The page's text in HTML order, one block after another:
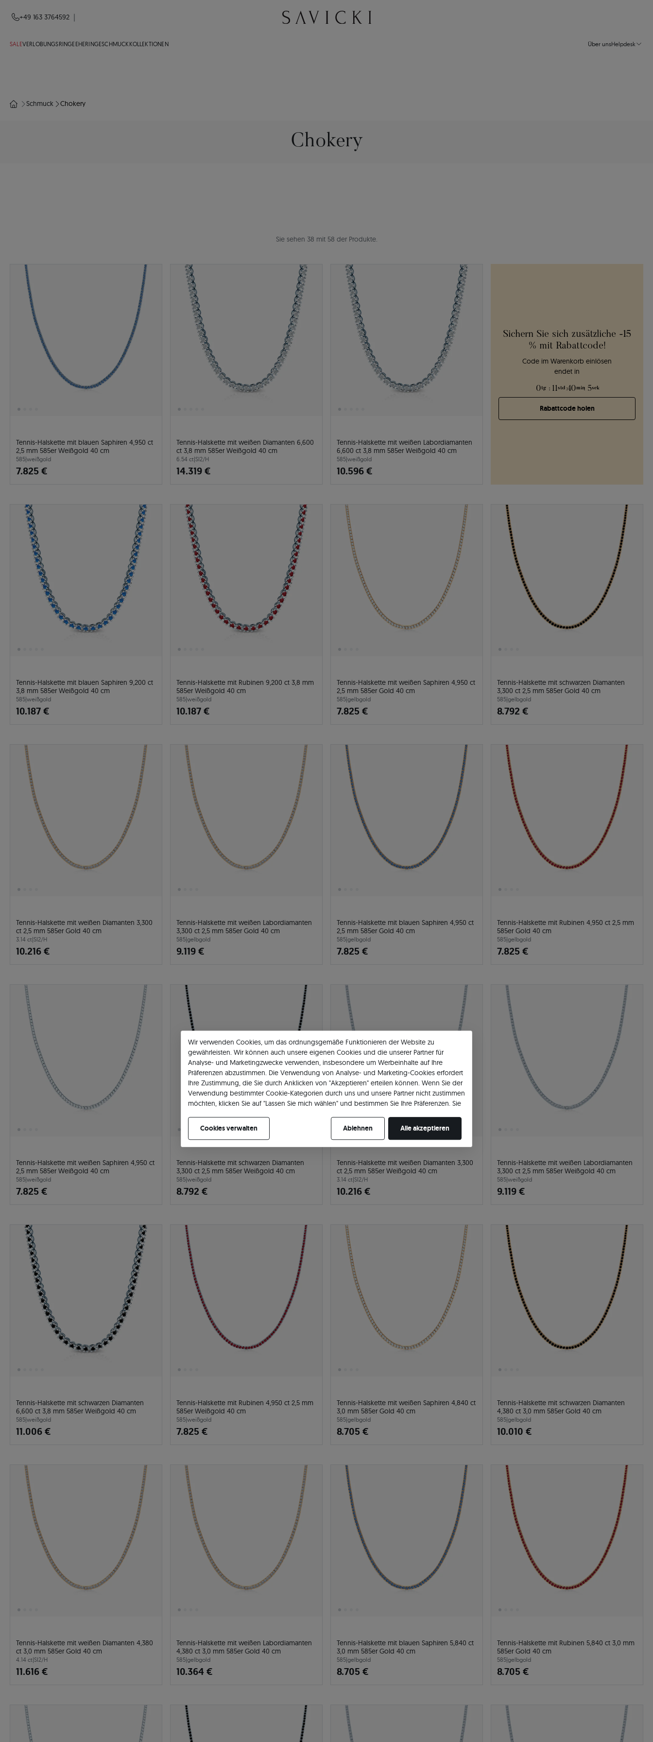
+49 163 3764592
SALEVERLOBUNGSRINGE EHERINGESCHMUCKKOLLEKTIONEN Über unsHelpdesk
Schmuck Chokery
Chokery
Sie sehen 38 mit 58 der Produkte.
Sichern Sie sich zusätzliche -15
% mit Rabattcode!
Code im Warenkorb einlösen
endet in
0 tg : 11std :40min: 3sek
Rabattcode holen
Tennis-Halskette mit blauen Saphiren 4,950 ct
2,5 mm 585er Weißgold 40 cm
585|weißgold
7.825 €
Tennis-Halskette mit weißen Diamanten 6,600
ct 3,8 mm 585er Weißgold 40 cm
6.54 ct|SI2/H
14.319 €
Tennis-Halskette mit weißen Labordiamanten
6,600 ct 3,8 mm 585er Weißgold 40 cm
585|weißgold
10.596 €
Tennis-Halskette mit blauen Saphiren 9,200 ct
3,8 mm 585er Weißgold 40 cm
585|weißgold
10.187 €
Tennis-Halskette mit Rubinen 9,200 ct 3,8 mm
585er Weißgold 40 cm
585|weißgold
10.187 €
Tennis-Halskette mit weißen Saphiren 4,950 ct
2,5 mm 585er Gold 40 cm
585|gelbgold
7.825 €
Tennis-Halskette mit schwarzen Diamanten
3,300 ct 2,5 mm 585er Gold 40 cm
585|gelbgold
8.792 €
Tennis-Halskette mit weißen Diamanten 3,300
ct 2,5 mm 585er Gold 40 cm
3.14 ct|SI2/H
10.216 €
Tennis-Halskette mit weißen Labordiamanten
3,300 ct 2,5 mm 585er Gold 40 cm
585|gelbgold
9.119 €
Tennis-Halskette mit blauen Saphiren 4,950 ct
2,5 mm 585er Gold 40 cm
585|gelbgold
7.825 €
Tennis-Halskette mit Rubinen 4,950 ct 2,5 mm
585er Gold 40 cm
585|gelbgold
7.825 €
Tennis-Halskette mit weißen Saphiren 4,950 ct
2,5 mm 585er Weißgold 40 cm
585|weißgold
7.825 €
Tennis-Halskette mit schwarzen Diamanten
3,300 ct 2,5 mm 585er Weißgold 40 cm
585|weißgold
8.792 €
Tennis-Halskette mit weißen Diamanten 3,300
ct 2,5 mm 585er Weißgold 40 cm
3.14 ct|SI2/H
10.216 €
Tennis-Halskette mit weißen Labordiamanten
3,300 ct 2,5 mm 585er Weißgold 40 cm
585|weißgold
9.119 €
Tennis-Halskette mit schwarzen Diamanten
6,600 ct 3,8 mm 585er Weißgold 40 cm
585|weißgold
11.006 €
Tennis-Halskette mit Rubinen 4,950 ct 2,5 mm
585er Weißgold 40 cm
585|weißgold
7.825 €
Tennis-Halskette mit weißen Saphiren 4,840 ct
3,0 mm 585er Gold 40 cm
585|gelbgold
8.705 €
Tennis-Halskette mit schwarzen Diamanten
4,380 ct 3,0 mm 585er Gold 40 cm
585|gelbgold
10.010 €
Tennis-Halskette mit weißen Diamanten 4,380
ct 3,0 mm 585er Gold 40 cm
4.14 ct|SI2/H
11.616 €
Tennis-Halskette mit weißen Labordiamanten
4,380 ct 3,0 mm 585er Gold 40 cm
585|gelbgold
10.364 €
Tennis-Halskette mit blauen Saphiren 5,840 ct
3,0 mm 585er Gold 40 cm
585|gelbgold
8.705 €
Tennis-Halskette mit Rubinen 5,840 ct 3,0 mm
585er Gold 40 cm
585|gelbgold
8.705 €
Wir verwenden Cookies, um das ordnungsgemäße Funktionieren der Website zu
gewährleisten. Wir können auch unsere eigenen Cookies und die unserer Partner für
Analyse- und Marketingzwecke verwenden, insbesondere um Werbeinhalte auf Ihre
Präferenzen abzustimmen. Die Verwendung von Analyse- und Marketing-Cookies erfordert
Ihre Zustimmung, die Sie durch Anklicken von "Akzeptieren" erteilen können. Wenn Sie der
Verwendung bestimmter Cookie-Kategorien durch uns und unsere Partner nicht zustimmen
möchten, klicken Sie auf "Lassen Sie mich wählen" und bestimmen Sie Ihre Präferenzen. Sie
Cookies verwalten
Ablehnen Alle akzeptieren